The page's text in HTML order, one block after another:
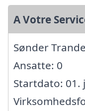
A Votre
Sønder
Ansatte: 0
Startdato: 01.